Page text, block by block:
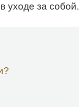
уходе за собой.